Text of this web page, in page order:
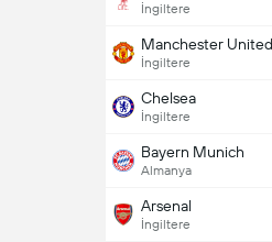
İngiltere
Manchester United
İngiltere
Chelsea
İngiltere
Bayern Munich
Almanya
Arsenal
İngiltere